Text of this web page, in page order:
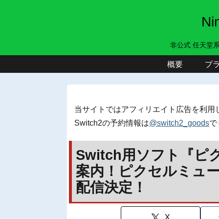
非公式 任天堂
概要 プ
当サイトではアフィリエイト広告を利用
Switch2の予約情報は@switch2_goodsで
Switch用ソフト『ピ
案内！ピクセルミュ
配信決定！
X